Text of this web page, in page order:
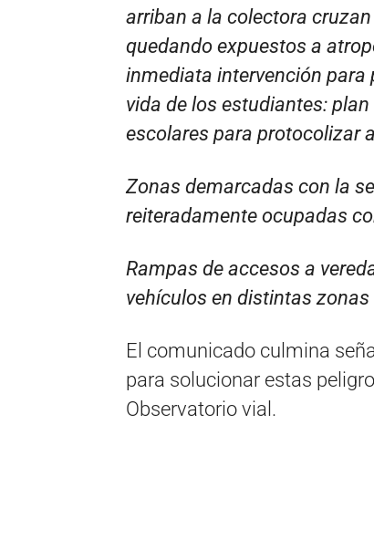
arriban a la colectora
quedando expuestos a
inmediata intervención para
vida de los estudiantes:
escolares para protocolizar
Zonas demarcadas con la
reiteradamente ocupadas
Rampas de accesos a
vehículos en distintas zonas
El comunicado culmina
para solucionar estas
Observatorio vial.